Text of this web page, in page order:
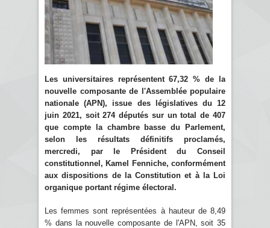
Les universitaires représentent 67,32 % de la
nouvelle composante de l'Assemblée populaire
nationale (APN), issue des législatives du 12
juin 2021, soit 274 députés sur un total de 407
que compte la chambre basse du Parlement,
selon les résultats définitifs proclamés,
mercredi, par le Président du Conseil
constitutionnel, Kamel Fenniche, conformément
aux dispositions de la Constitution et à la Loi
organique portant régime électoral.
Les femmes sont représentées à hauteur de 8,49
% dans la nouvelle composante de l'APN, soit 35